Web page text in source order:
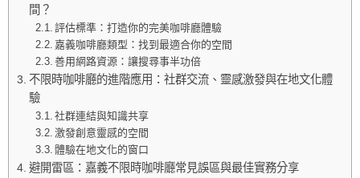
間？
評估標準：打造你的完美咖啡廳體驗
嘉義咖啡廳類型：找到最適合你的空間
善用網路資源：讓搜尋事半功倍
不限時咖啡廳的進階應用：社群交流、靈感激發與在地文化體
驗
社群連結與知識共享
激發創意靈感的空間
體驗在地文化的窗口
避開雷區：嘉義不限時咖啡廳常見誤區與最佳實務分享